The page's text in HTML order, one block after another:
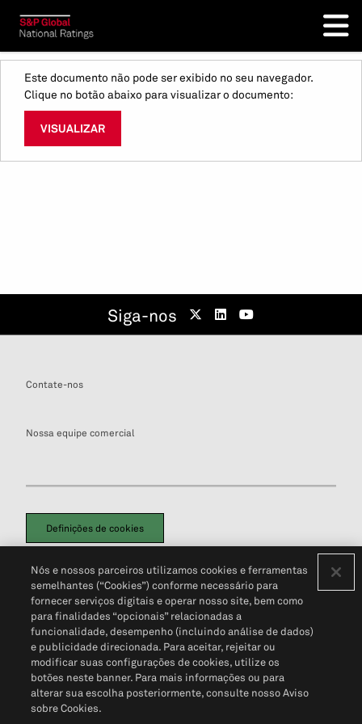
Este documento não pode ser exibido no seu navegador.
Clique no botão abaixo para visualizar o documento:
VISUALIZAR
Siga-nos
Contate-nos
Nossa equipe comercial
Definições de cookies
Política de PrivacidadePortal de privacidade do cliente (em inglês)
Não Venda Minhas Informações Pessoais© 2026 S&P Global
Nós e nossos parceiros utilizamos cookies e ferramentas
semelhantes (“Cookies”) conforme necessário para
fornecer serviços digitais e operar nosso site, bem como
para finalidades “opcionais” relacionadas a
funcionalidade, desempenho (incluindo análise de dados)
e publicidade direcionada. Para aceitar, rejeitar ou
modificar suas configurações de cookies, utilize os
botões neste banner. Para mais informações ou para
alterar sua escolha posteriormente, consulte nosso Aviso
sobre Cookies.